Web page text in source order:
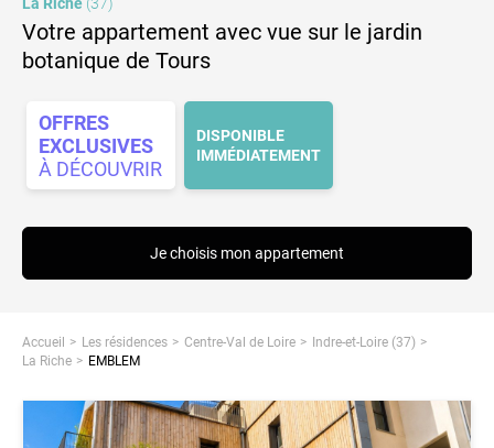
Votre appartement avec vue sur le jardin
botanique de Tours
OFFRES
EXCLUSIVES
À DÉCOUVRIR
DISPONIBLE
IMMÉDIATEMENT
Je choisis mon appartement
Accueil Les résidences Centre-Val de Loire
Indre-et-Loire (37)
La Riche
EMBLEM